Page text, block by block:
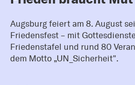
Augsburg feiert am 8. August
Friedensfest – mit
Friedenstafel und rund 80
dem Motto „UN_Sicherheit".